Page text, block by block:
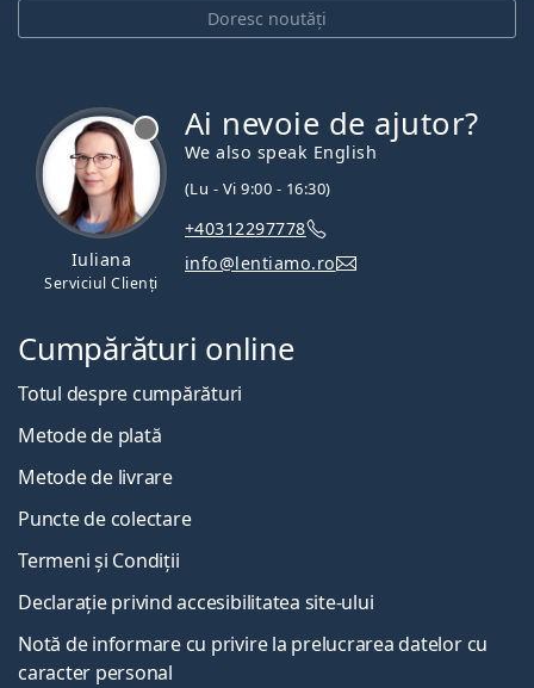
Doresc noutăți
Iuliana
Serviciul Clienți
Ai nevoie de ajutor?
We also speak English
(Lu - Vi 9:00 - 16:30)
+40312297778
info@lentiamo.ro
Cumpărături online
Totul despre cumpărături
Metode de plată
Metode de livrare
Puncte de colectare
Termeni și Condiții
Declarație privind accesibilitatea site-ului
Notă de informare cu privire la prelucrarea datelor cu
caracter personal